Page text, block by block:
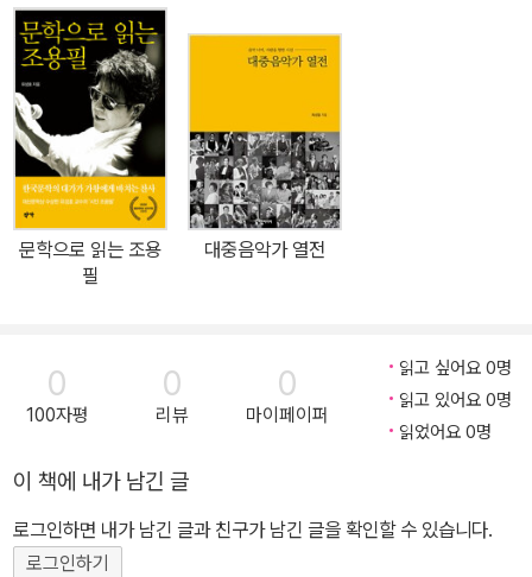
연결되어 있으며, 단순한 정보가 아니라 '살아 있는 음악의 역사'가 된
다. 무엇보다 특별한 점은, 독자들이 글 속에 등장하는 희귀 음원을 Q
R 코드로 직접 들어볼 수 있다는 것이다. 생각해 보면, 우리는 늘 어
떤 노래와 함께였다. 노래는 우리의 기억이고 감정이며, 삶이고 사랑
이며, 과거이자 현재이고 또 미래다. 다른 어디에서도 만날 수 없는 이
야기와 노래가 당신을 기다린다. 지식과 감성, 그리고 듣는 즐거움까
지 모두 담겨있는 이 책을 통해 음악과 삶이 만나는 특별한 경험을 해
보는 건 어떨까?
문학으로 읽는 조용
필
대중음악가 열전
0
100자평
0
리뷰
0
마이페이퍼
읽고 싶어요 0명
읽고 있어요 0명
읽었어요 0명
이 책에 내가 남긴 글
로그인하면 내가 남긴 글과 친구가 남긴 글을 확인할 수 있습니다.
로그인하기